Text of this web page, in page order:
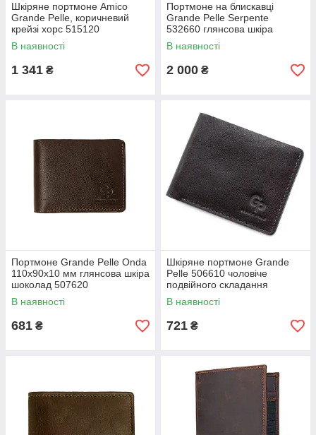
Шкіряне портмоне Аmico
Grande Pelle, коричневий
крейзі хорс 515120
В наявності
1 341 ₴
Портмоне на блискавці
Grande Pelle Serpente
532660 глянсова шкіра
червоний
В наявності
2 000 ₴
Портмоне Grande Pelle Onda
110х90х10 мм глянсова шкіра
шоколад 507620
В наявності
681 ₴
Шкіряне портмоне Grande
Pelle 506610 чоловіче
подвійного складання
(біфолд)
В наявності
721 ₴